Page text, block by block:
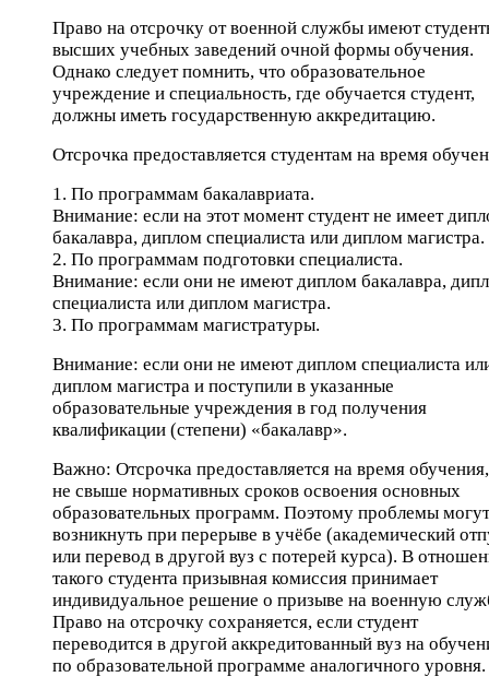
Право на отсрочку от военной службы имеют
высших учебных заведений очной формы обучения.
Однако следует помнить, что образовательное
учреждение и специальность, где обучается студент,
должны иметь государственную аккредитацию.
Отсрочка предоставляется студентам на время
1. По программам бакалавриата.
Внимание: если на этот момент студент не имеет
бакалавра, диплом специалиста или диплом магистра.
2. По программам подготовки специалиста.
Внимание: если они не имеют диплом бакалавра,
специалиста или диплом магистра.
3. По программам магистратуры.
Внимание: если они не имеют диплом специалиста
диплом магистра и поступили в указанные
образовательные учреждения в год получения
квалификации (степени) «бакалавр».
Важно: Отсрочка предоставляется на время
не свыше нормативных сроков освоения основных
образовательных программ. Поэтому проблемы могут
возникнуть при перерыве в учёбе (академический
или перевод в другой вуз с потерей курса). В
такого студента призывная комиссия принимает
индивидуальное решение о призыве на военную
Право на отсрочку сохраняется, если студент
переводится в другой аккредитованный вуз на
по образовательной программе аналогичного уровня.